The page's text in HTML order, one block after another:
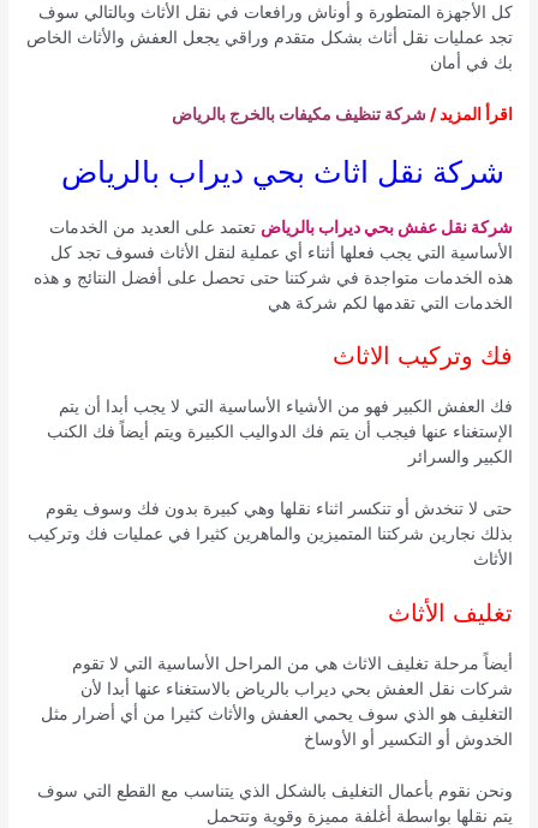
كل الأجهزة المتطورة و أوناش ورافعات في نقل الأثاث وبالتالي سوف
تجد عمليات نقل أثاث بشكل متقدم وراقي يجعل العفش والأثاث الخاص
بك في أمان
اقرأ المزيد /شركة تنظيف مكيفات بالخرج بالرياض
شركة نقل اثاث بحي ديراب بالرياض
شركة نقل عفش بحي ديراب بالرياض تعتمد على العديد من الخدمات
الأساسية التي يجب فعلها أثناء أي عملية لنقل الأثاث فسوف تجد كل
هذه الخدمات متواجدة في شركتنا حتى تحصل على أفضل النتائج و هذه
الخدمات التي تقدمها لكم شركة هي
فك وتركيب الاثاث
فك العفش الكبير فهو من الأشياء الأساسية التي لا يجب أبدا أن يتم
الإستغناء عنها فيجب أن يتم فك الدواليب الكبيرة ويتم أيضاً فك الكنب
الكبير والسرائر
حتى لا تنخدش أو تنكسر اثناء نقلها وهي كبيرة بدون فك وسوف يقوم
بذلك نجارين شركتنا المتميزين والماهرين كثيرا في عمليات فك وتركيب
الأثاث
تغليف الأثاث
أيضاً مرحلة تغليف الاثاث هي من المراحل الأساسية التي لا تقوم
شركات نقل العفش بحي ديراب بالرياض بالاستغناء عنها أبدا لأن
التغليف هو الذي سوف يحمي العفش والأثاث كثيرا من أي أضرار مثل
الخدوش أو التكسير أو الأوساخ
ونحن نقوم بأعمال التغليف بالشكل الذي يتناسب مع القطع التي سوف
يتم نقلها بواسطة أغلفة مميزة وقوية وتتحمل